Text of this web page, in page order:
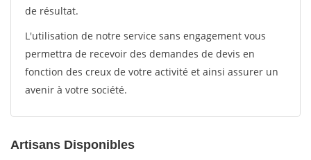
de résultat.
L'utilisation de notre service sans engagement vous
permettra de recevoir des demandes de devis en
fonction des creux de votre activité et ainsi assurer un
avenir à votre société.
Artisans Disponibles